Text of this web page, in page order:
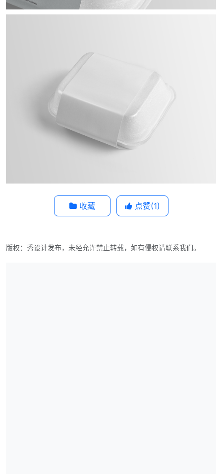
收藏 点赞(1)
版权：秀设计发布，未经允许禁止转载，如有侵权请联系我们。